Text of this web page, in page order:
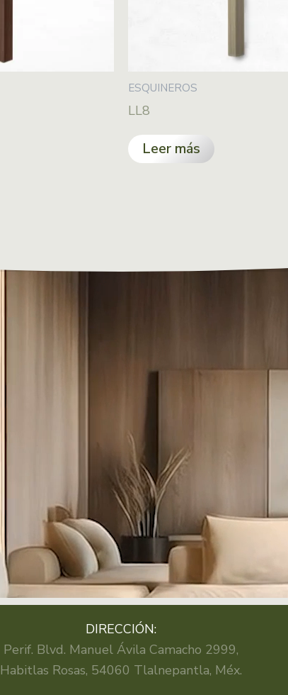
ESQUINEROS
LL8
Leer más
DIRECCIÓN:
Perif. Blvd. Manuel Ávila Camacho 2999,
Habitlas Rosas, 54060 Tlalnepantla, Méx.